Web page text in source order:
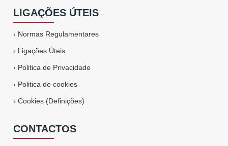
LIGAÇÕES ÚTEIS
› Normas Regulamentares
› Ligações Úteis
› Politica de Privacidade
› Politica de cookies
›Cookies (Definições)
CONTACTOS